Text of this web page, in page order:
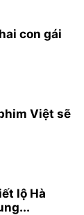
con gái
Việt sẽ
lộ Hà